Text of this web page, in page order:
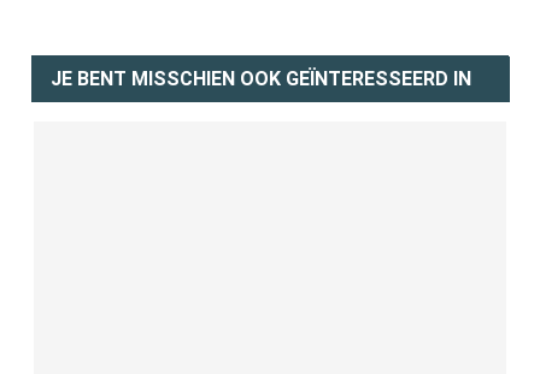
JE BENT MISSCHIEN OOK GEÏNTERESSEERD IN